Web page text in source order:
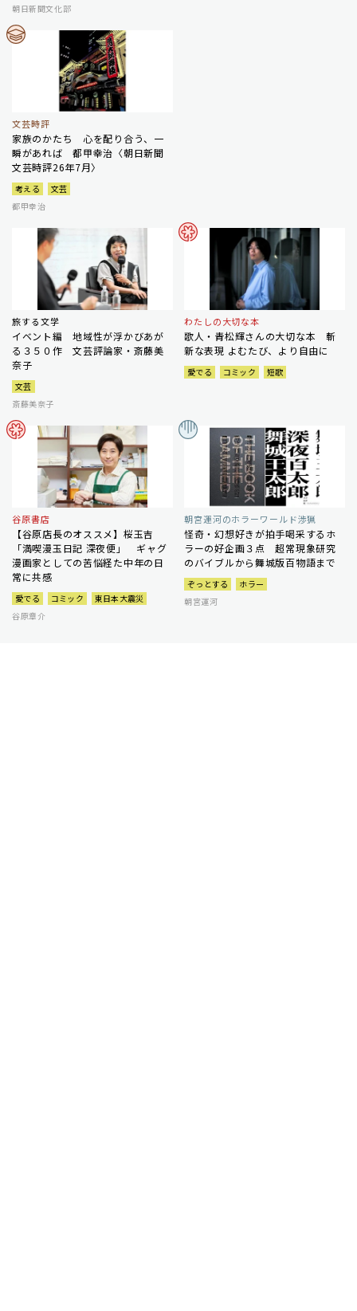
朝日新聞文化部
文芸時評
家族のかたち 心を配り合う、一
瞬があれば 都甲幸治〈朝日新聞
文芸時評26年7月〉
考える
文芸
都甲幸治
旅する文学
イベント編 地域性が浮かびあが
る３５０作 文芸評論家・斎藤美
奈子
文芸
斎藤美奈子
わたしの大切な本
歌人・青松輝さんの大切な本 斬
新な表現 よむたび、より自由に
愛でる コミック 短歌
谷原書店
【谷原店長のオススメ】桜玉吉
「満喫漫玉日記 深夜便」 ギャグ
漫画家としての苦悩経た中年の日
常に共感
愛でる コミック
東日本大震災
谷原章介
朝宮運河のホラーワールド渉猟
怪奇・幻想好きが拍手喝采するホ
ラーの好企画３点 超常現象研究
のバイブルから舞城版百物語まで
ぞっとする
ホラー
朝宮運河